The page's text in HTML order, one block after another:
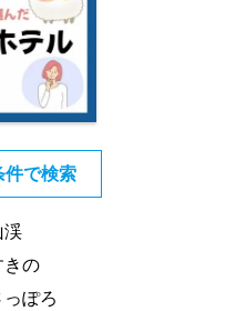
件で検索
渓
きの
っぽろ